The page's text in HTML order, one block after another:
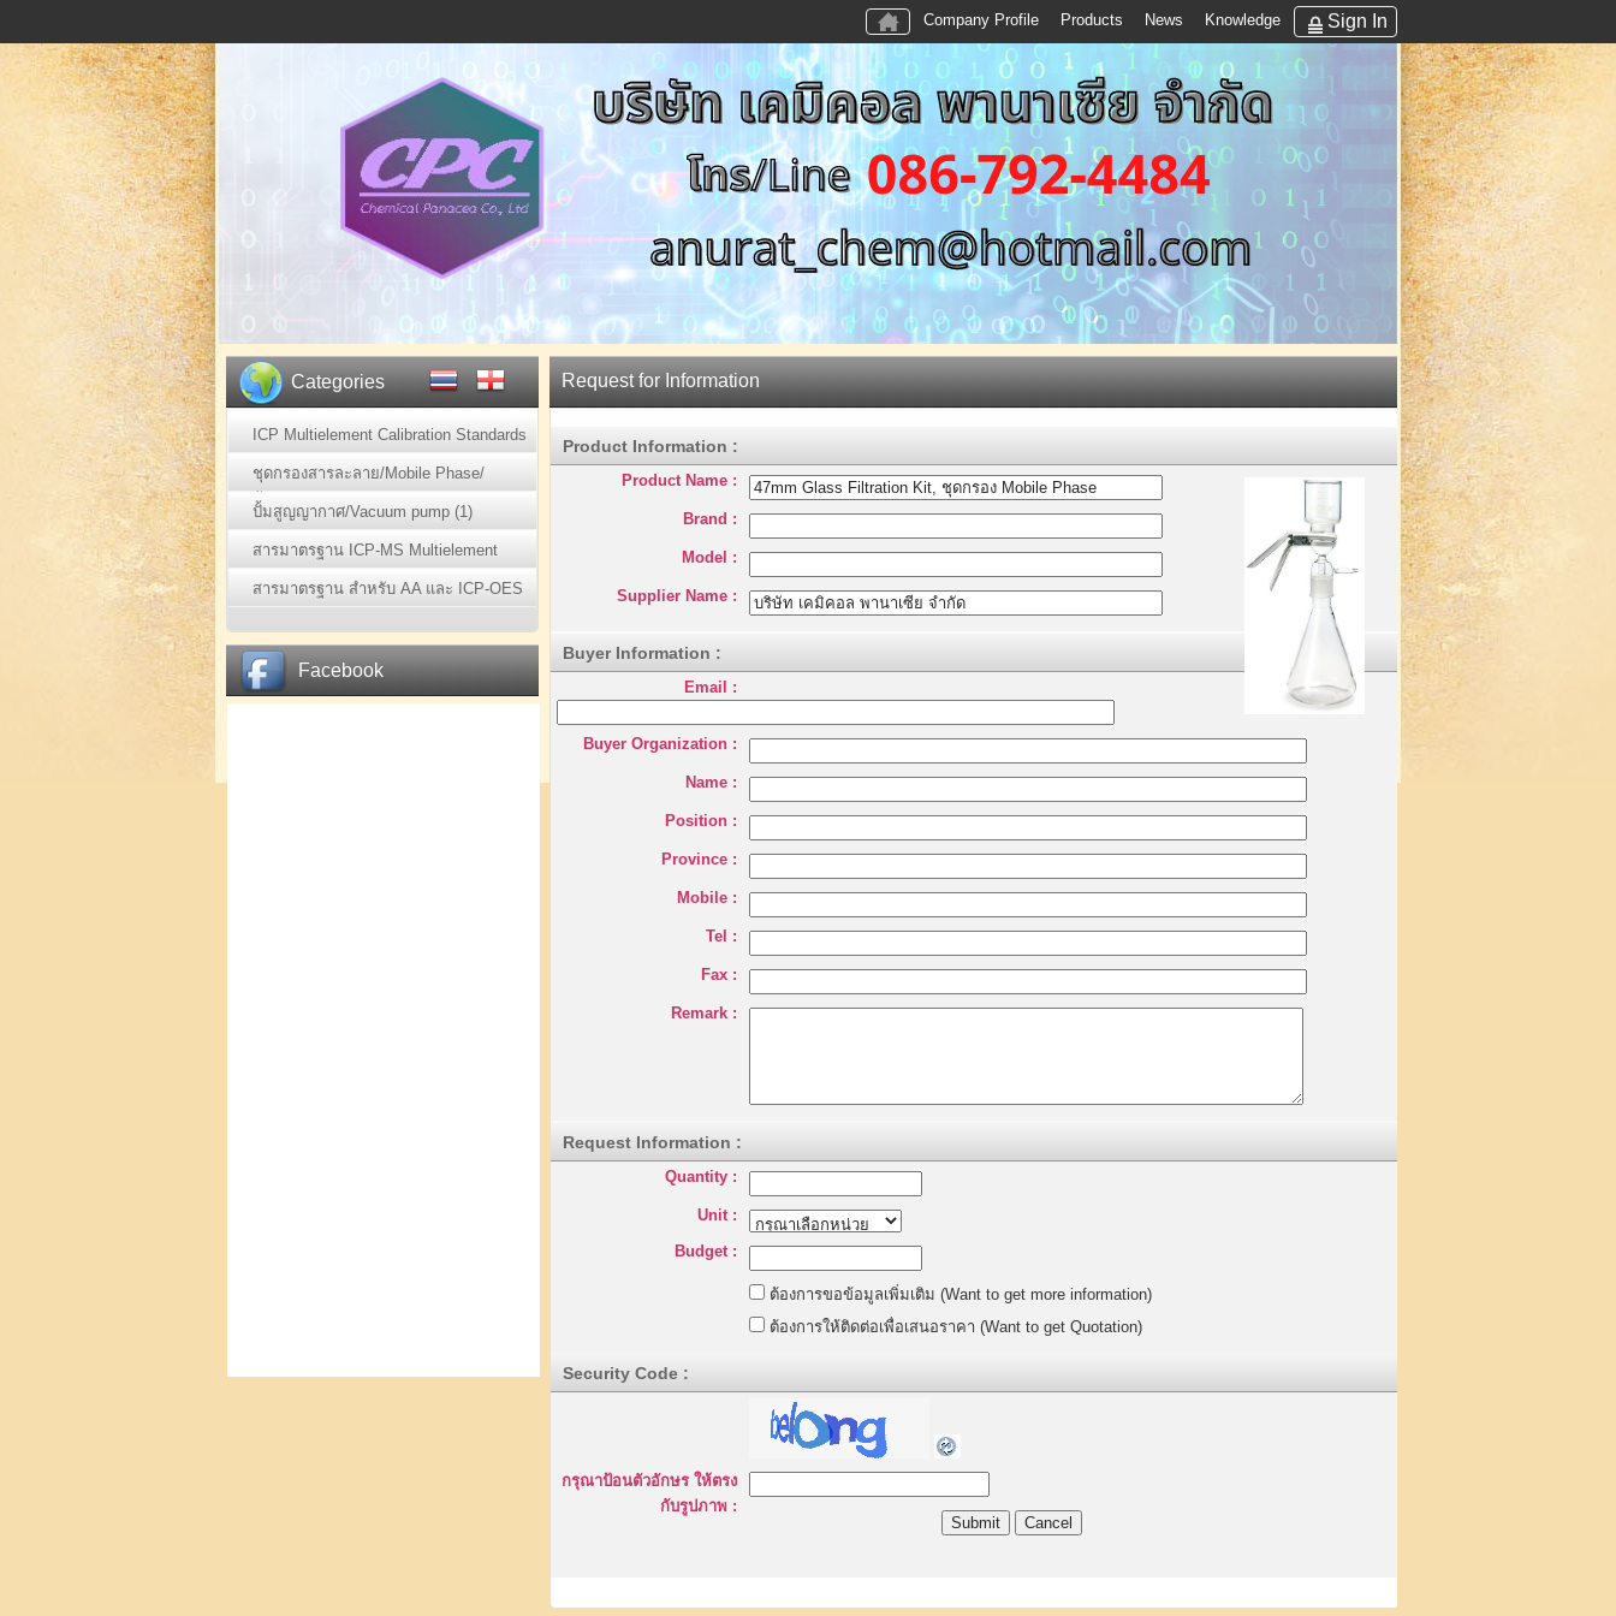
Company Profile Products News Knowledge Sign In
Request for Information
Product Information :
Product Name :
Brand :
Model :
Supplier Name :
Buyer Information :
Email :
Buyer Organization :
Name :
Position :
Province :
Mobile :
Tel :
Fax :
Remark :
Request Information :
Quantity :
Unit :
Budget :
ต้องการขอข้อมูลเพิ่มเติม (Want to get more information)
ต้องการให้ติดต่อเพื่อเสนอราคา (Want to get Quotation)
Security Code :
กรุณาป้อนตัวอักษร ให้ตรง
กับรูปภาพ :
Categories
ICP Multielement Calibration Standards
ชุดกรองสารละลาย/Mobile Phase/
ตัวอย่าง (1)
ปั้มสูญญากาศ/Vacuum pump (1)
สารมาตรฐาน ICP-MS Multielement
สารมาตรฐาน สำหรับ AA และ ICP-OES
Facebook